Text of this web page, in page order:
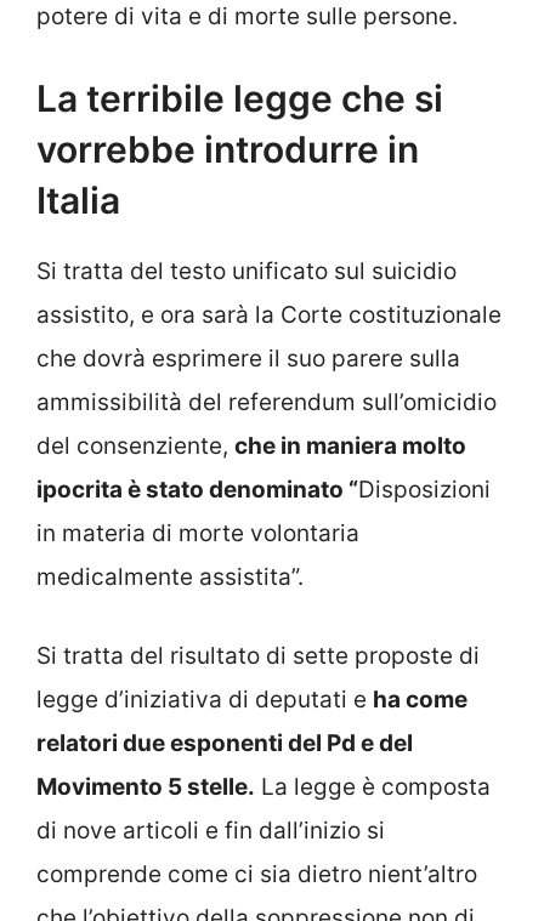
potere di vita e di morte sulle persone.
La terribile legge che si
vorrebbe introdurre in
Italia
Si tratta del testo unificato sul suicidio
assistito, e ora sarà la Corte costituzionale
che dovrà esprimere il suo parere sulla
ammissibilità del referendum sull’omicidio
del consenziente, che in maniera molto
ipocrita è stato denominato “Disposizioni
in materia di morte volontaria
medicalmente assistita”.
Si tratta del risultato di sette proposte di
legge d’iniziativa di deputati e ha come
relatori due esponenti del Pd e del
Movimento 5 stelle. La legge è composta
di nove articoli e fin dall’inizio si
comprende come ci sia dietro nient’altro